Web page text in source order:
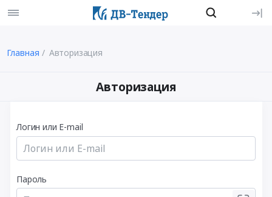
Главная Авторизация
Авторизация
Логин или E-mail
Пароль